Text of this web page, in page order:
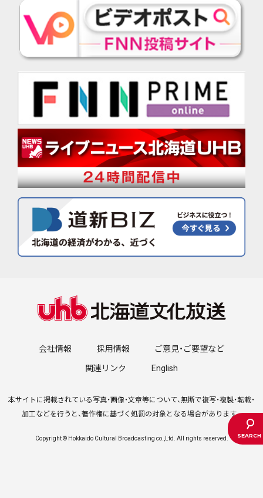
会社情報 採用情報 ご意見・ご要望など
関連リンク English
本サイトに掲載されている写真・画像・文章等について、無断で複写・複製・転載・
加工などを行うと、著作権に基づく処罰の対象となる場合があります。
Copyright © Hokkaido Cultural Broadcasting co.,Ltd. All rights reserved.